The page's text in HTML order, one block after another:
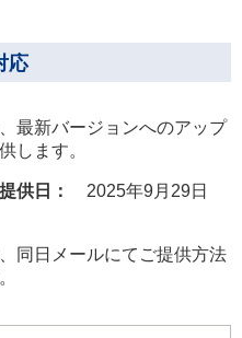
応
最新バージョンへのアップ
します。
供日：
2025年9月29日
同日メールにてご提供方法